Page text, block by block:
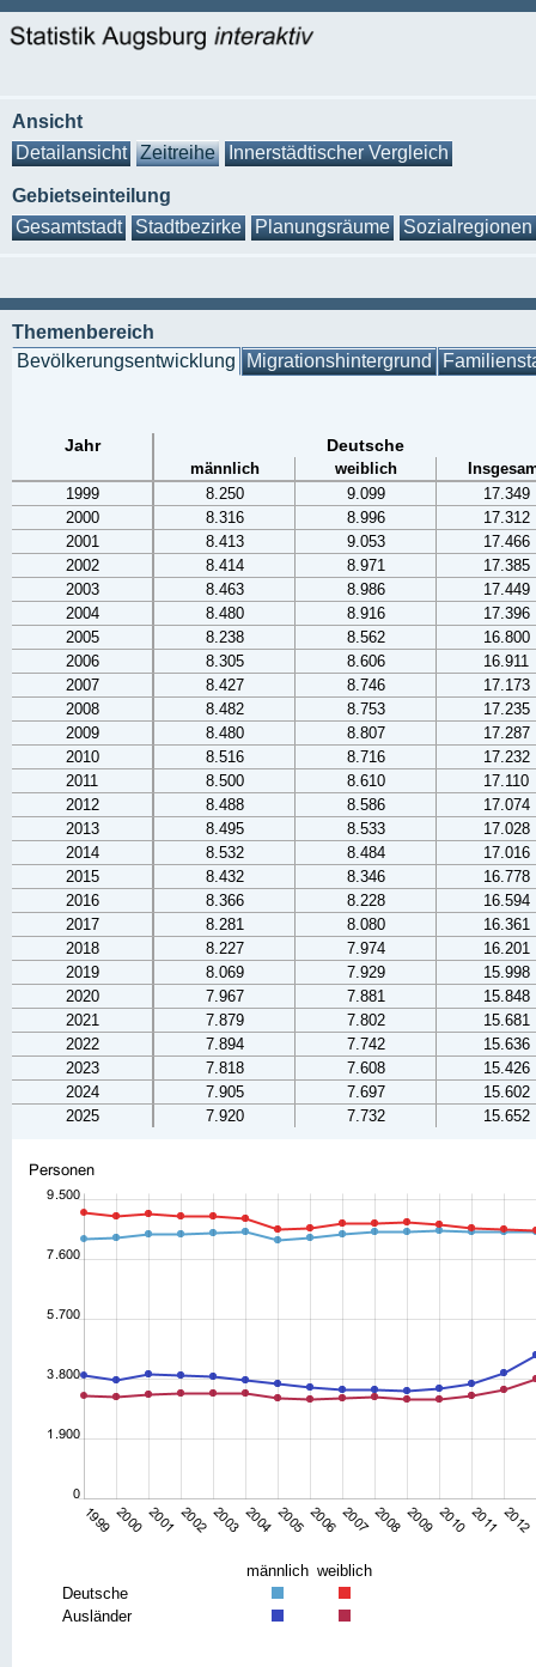
Ansicht
Detailansicht
Zeitreihe Innerstädtischer Vergleich
Gebietseinteilung
Gesamtstadt
Stadtbezirke Planungsräume Sozialregionen
Themenbereich
Bevölkerungsentwicklung Migrationshintergrund
Jahr Deutsche
männlich weiblich
1999
8.250 9.099
17.349
2000
8.316 8.996
17.312
2001
8.413 9.053
17.466
2002
8.414 8.971
17.385
2003
8.463 8.986
17.449
2004
8.480 8.916
17.396
2005
8.238 8.562
16.800
2006
8.305 8.606
16.911
2007
8.427 8.746
17.173
2008
8.482 8.753
17.235
2009
8.480 8.807
17.287
2010
8.516 8.716
17.232
2011
8.500 8.610
17.110
2012
8.488 8.586
17.074
2013
8.495 8.533
17.028
2014
8.532 8.484
17.016
2015
8.432 8.346
16.778
2016
8.366 8.228
16.594
2017
8.281 8.080
16.361
2018
8.227 7.974
16.201
2019
8.069 7.929
15.998
2020
7.967 7.881
15.848
2021
7.879 7.802
15.681
2022
7.894 7.742
15.636
2023
7.818 7.608
15.426
2024
7.905 7.697
15.602
2025
7.920 7.732 15.652
männlich weiblich
Deutsche
Ausländer